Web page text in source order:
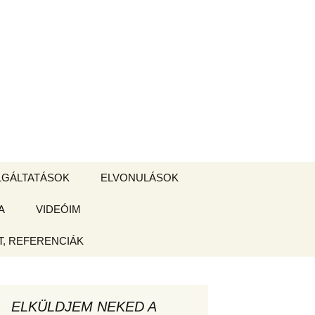
BOLT
ELVONULÁSOK
VIDEÓIM
REFERENCIÁK
ELKÜLDJEM NEKED A